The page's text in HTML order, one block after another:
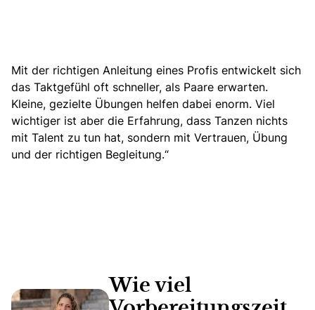
Mit der richtigen Anleitung eines Profis entwickelt sich
das Taktgefühl oft schneller, als Paare erwarten.
Kleine, gezielte Übungen helfen dabei enorm. Viel
wichtiger ist aber die Erfahrung, dass Tanzen nichts
mit Talent zu tun hat, sondern mit Vertrauen, Übung
und der richtigen Begleitung.“
Wie viel